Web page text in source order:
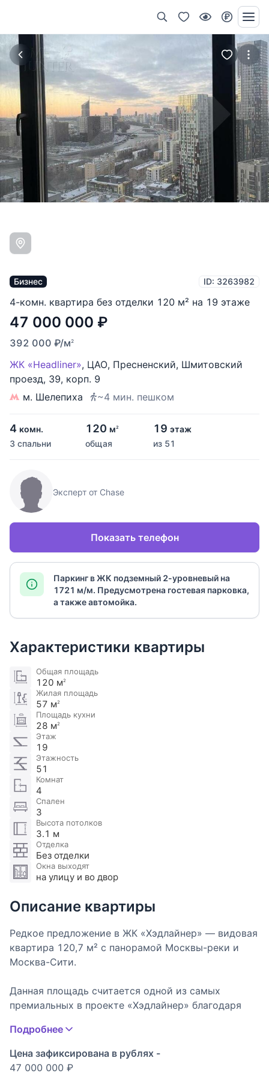
Бизнес ID: 3263982
4-комн. квартира без отделки 120 м² на 19 этаже
47 000 000 ₽
392 000 ₽/м2
ЖК «Headliner», ЦАО, Пресненский, Шмитовский
проезд, 39, корп. 9
м. Шелепиха
~4 мин. пешком
4 комн.
3 спальни
120 м2
общая
19 этаж
из 51
Эксперт от Chase
Показать телефон
Паркинг в ЖК подземный 2-уровневый на
1721 м/м. Предусмотрена гостевая парковка,
а также автомойка.
Характеристики квартиры
Общая площадь
120 м2
Жилая площадь
57 м2
Площадь кухни
28 м2
Этаж
19
Этажность
51
Комнат
4
Спален
3
Высота потолков
3.1 м
Отделка
Без отделки
Окна выходят
на улицу и во двор
Описание квартиры
Редкое предложение в ЖК «Хэдлайнер» — видовая
квартира 120,7 м² с панорамой Москвы-реки и
Москва-Сити.
Данная площадь считается одной из самых
премиальных в проекте «Хэдлайнер» благодаря
характеристикам.
Планировка и виды:
Подробнее
Цена зафиксирована в рублях -
47 000 000 ₽